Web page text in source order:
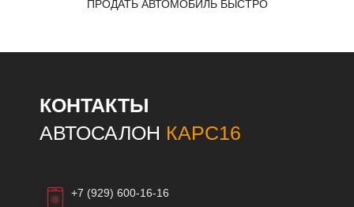
ПРОДАТЬ АВТОМОБИЛЬ БЫСТРО
КОНТАКТЫ
АВТОСАЛОН КАРС16
+7 (929) 600-16-16